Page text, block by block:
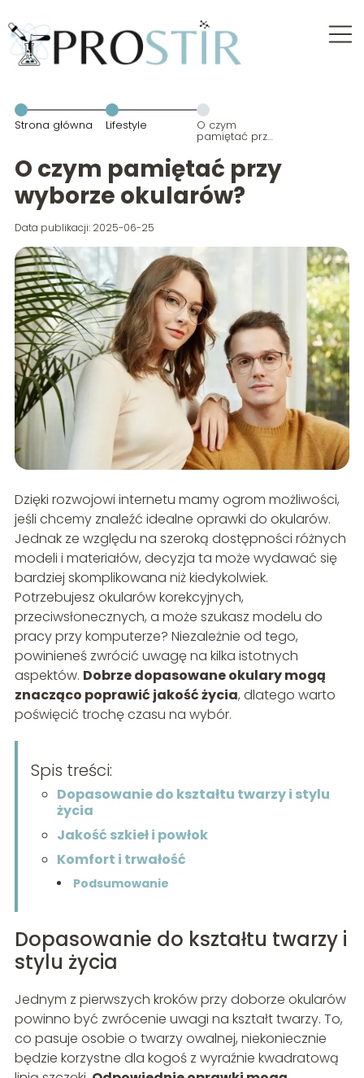
Strona główna Lifestyle O czym
pamiętać przy
wyborze
okularów?
O czym pamiętać przy
wyborze okularów?
Data publikacji: 2025-06-25
Dzięki rozwojowi internetu mamy ogrom możliwości,
jeśli chcemy znaleźć idealne oprawki do okularów.
Jednak ze względu na szeroką dostępności różnych
modeli i materiałów, decyzja ta może wydawać się
bardziej skomplikowana niż kiedykolwiek.
Potrzebujesz okularów korekcyjnych,
przeciwsłonecznych, a może szukasz modelu do
pracy przy komputerze? Niezależnie od tego,
powinieneś zwrócić uwagę na kilka istotnych
aspektów. Dobrze dopasowane okulary mogą
znacząco poprawić jakość życia, dlatego warto
poświęcić trochę czasu na wybór.
Spis treści:
Dopasowanie do kształtu twarzy i stylu
życia
Jakość szkieł i powłok
Komfort i trwałość
Podsumowanie
Dopasowanie do kształtu twarzy i
stylu życia
Jednym z pierwszych kroków przy doborze okularów
powinno być zwrócenie uwagi na kształt twarzy. To,
co pasuje osobie o twarzy owalnej, niekoniecznie
będzie korzystne dla kogoś z wyraźnie kwadratową